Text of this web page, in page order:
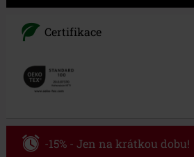
Certifikace
-15% - Jen na krátkou dobu!